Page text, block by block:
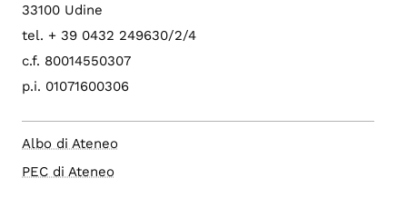
33100 Udine
tel. + 39 0432 249630/2/4
c.f. 80014550307
p.i. 01071600306
Albo di Ateneo
PEC di Ateneo